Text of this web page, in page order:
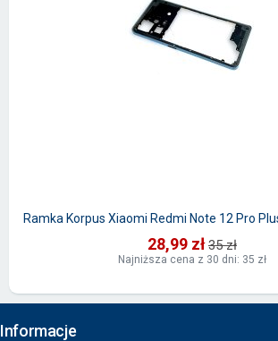
Ramka Korpus Xiaomi Redmi Note 12 Pro
28,99 zł35 zł
Najniższa cena z 30 dni: 35 zł
Informacje